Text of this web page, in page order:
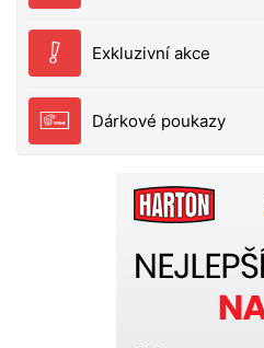
Exkluzivní akce
Dárkové poukazy
40s/5°C voda